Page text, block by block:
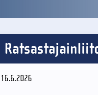
16.6.2026